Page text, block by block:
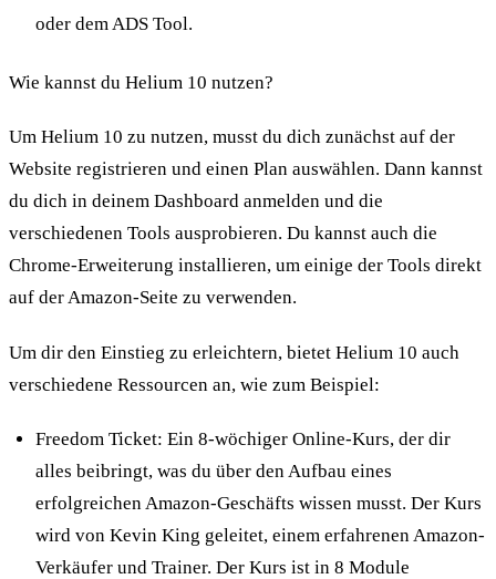
oder dem ADS Tool.
Wie kannst du Helium 10 nutzen?
Um Helium 10 zu nutzen, musst du dich zunächst auf der
Website registrieren und einen Plan auswählen. Dann kannst
du dich in deinem Dashboard anmelden und die
verschiedenen Tools ausprobieren. Du kannst auch die
Chrome-Erweiterung installieren, um einige der Tools direkt
auf der Amazon-Seite zu verwenden.
Um dir den Einstieg zu erleichtern, bietet Helium 10 auch
verschiedene Ressourcen an, wie zum Beispiel:
Freedom Ticket: Ein 8-wöchiger Online-Kurs, der dir
alles beibringt, was du über den Aufbau eines
erfolgreichen Amazon-Geschäfts wissen musst. Der Kurs
wird von Kevin King geleitet, einem erfahrenen Amazon-
Verkäufer und Trainer. Der Kurs ist in 8 Module